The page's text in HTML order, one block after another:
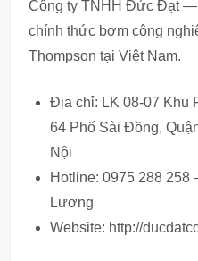
Công ty TNHH Đức Đạt —
chính thức bơm công
Thompson tại Việt Nam.
Địa chỉ: LK 08-07 Khu
64 Phố Sài Đồng,
Nội
Hotline: 0975 288 258
Lương
Website: http://